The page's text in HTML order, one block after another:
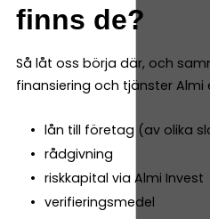
finns de?
Så låt oss börja där, och
finansiering och tjänster Almi
lån till företag (av olika
rådgivning
riskkapital via Almi Invest
verifieringsmedel